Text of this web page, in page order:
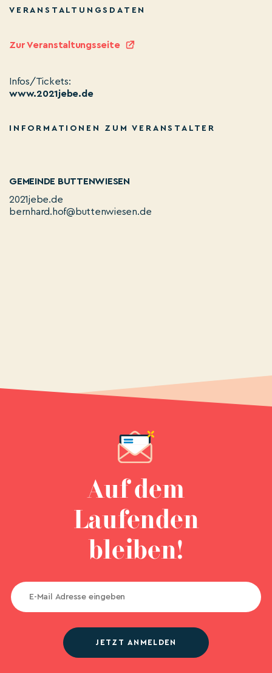
VERANSTALTUNGSDATEN
Zur Veranstaltungsseite
Infos/Tickets:
www.2021jebe.de
INFORMATIONEN ZUM VERANSTALTER
GEMEINDE BUTTENWIESEN
2021jebe.de
bernhard.hof@buttenwiesen.de
Auf dem
Laufenden
bleiben!
JETZT ANMELDEN